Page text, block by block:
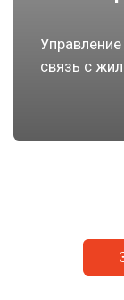
связь с